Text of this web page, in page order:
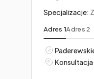
Specjalizacje:
Adres 1Adres 2